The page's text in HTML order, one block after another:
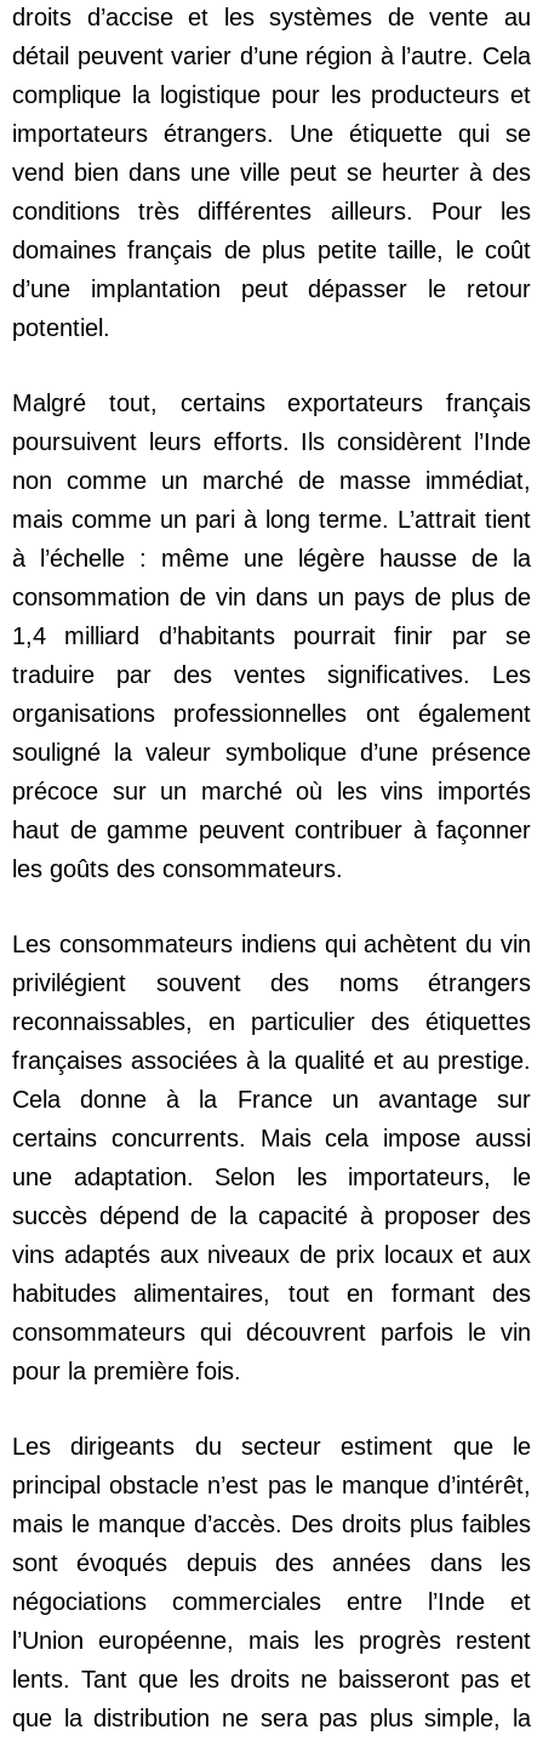
droits d’accise et les systèmes de vente au
détail peuvent varier d’une région à l’autre. Cela
complique la logistique pour les producteurs et
importateurs étrangers. Une étiquette qui se
vend bien dans une ville peut se heurter à des
conditions très différentes ailleurs. Pour les
domaines français de plus petite taille, le coût
d’une implantation peut dépasser le retour
potentiel.
Malgré tout, certains exportateurs français
poursuivent leurs efforts. Ils considèrent l’Inde
non comme un marché de masse immédiat,
mais comme un pari à long terme. L’attrait tient
à l’échelle : même une légère hausse de la
consommation de vin dans un pays de plus de
1,4 milliard d’habitants pourrait finir par se
traduire par des ventes significatives. Les
organisations professionnelles ont également
souligné la valeur symbolique d’une présence
précoce sur un marché où les vins importés
haut de gamme peuvent contribuer à façonner
les goûts des consommateurs.
Les consommateurs indiens qui achètent du vin
privilégient souvent des noms étrangers
reconnaissables, en particulier des étiquettes
françaises associées à la qualité et au prestige.
Cela donne à la France un avantage sur
certains concurrents. Mais cela impose aussi
une adaptation. Selon les importateurs, le
succès dépend de la capacité à proposer des
vins adaptés aux niveaux de prix locaux et aux
habitudes alimentaires, tout en formant des
consommateurs qui découvrent parfois le vin
pour la première fois.
Les dirigeants du secteur estiment que le
principal obstacle n’est pas le manque d’intérêt,
mais le manque d’accès. Des droits plus faibles
sont évoqués depuis des années dans les
négociations commerciales entre l’Inde et
l’Union européenne, mais les progrès restent
lents. Tant que les droits ne baisseront pas et
que la distribution ne sera pas plus simple, la